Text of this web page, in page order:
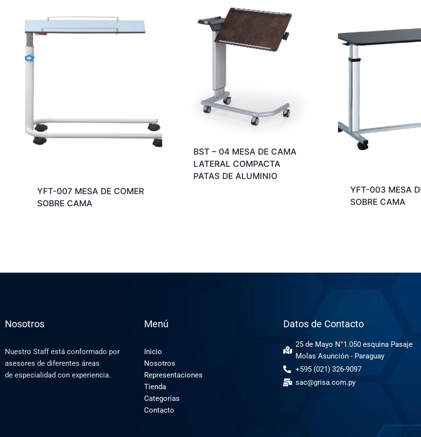
YFT-007 MESA DE COMER
SOBRE CAMA
BST – 04 MESA DE CAMA
LATERAL COMPACTA
PATAS DE ALUMINIO
YFT-003 MESA
SOBRE CAMA
Nosotros
Nuestro Staff está conformado por
asesores de diferentes áreas
de especialidad con experiencia.
Menú
Inicio
Nosotros
Representaciones
Tienda
Categorías
Contacto
Datos de Contacto
25 de Mayo N°1.050 esquina Pasaje
Molas Asunción - Paraguay
+595 (021) 326-9097
sac@grisa.com.py